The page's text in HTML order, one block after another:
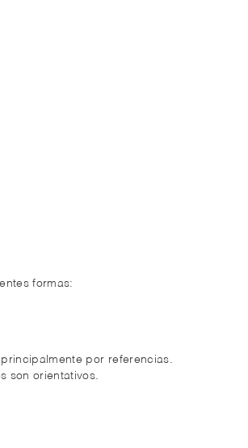
formas:
por referencias.
son orientativos.